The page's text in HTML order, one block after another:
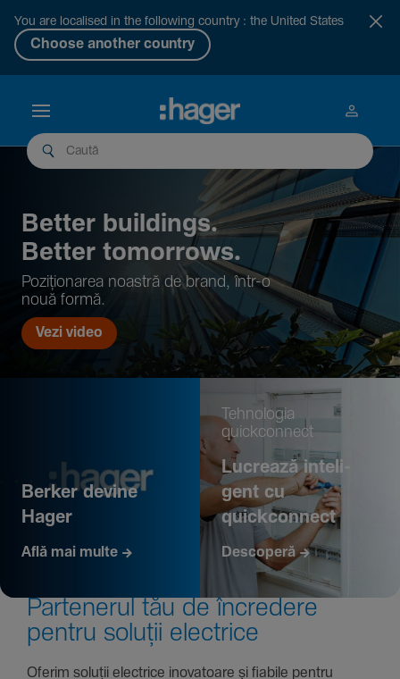
You are localised in the following country : the United States
Choose another country
Better buil­dings.
Better tomor­rows.
Pozi­țio­narea noastră de brand, într-o
nouă formă.
Vezi video
Berker devine
Hager
Află mai multe
Tehno­logia
quickconnect
Lucrează inte­li­
gent cu
quickconnect
Descoperă
Parte­nerul tău de încre­dere
pentru soluții electrice
Oferim soluții electrice inova­toare și fiabile pentru